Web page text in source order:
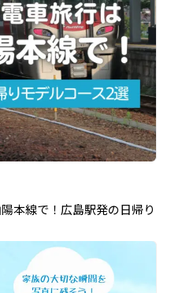
本線で！広島駅発の日帰り